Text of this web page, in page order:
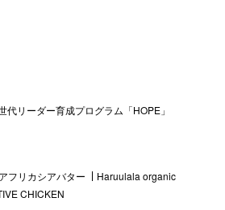
代リーダー育成プログラム「HOPE」
アフリカシアバター
Haruulala organic
CHICKEN